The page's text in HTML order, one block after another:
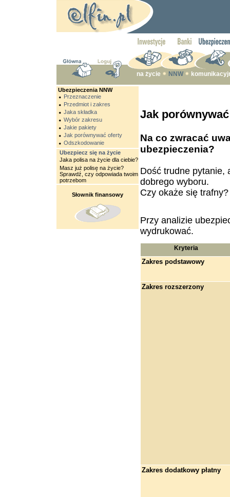
na życie NNW
Ubezpieczenia NNW
Przeznaczenie
Przedmiot i zakres
Jaka składka
Wybór zakresu
Jakie pakiety
Jak porównywać oferty
Odszkodowanie
Ubezpiecz się na życie
Jaka polisa na życie dla ciebie?
Masz już polisę na życie?
Sprawdź, czy odpowiada twoim
potrzebom
Słownik finansowy
Jak
Na co zwracać
ubezpieczenia?
Dość trudne pytanie,
dobrego wyboru.
Czy okaże się
Przy analizie
wydrukować.
Kryteria
Zakres podstawowy
Zakres rozszerzony
Zakres dodatkowy płatny